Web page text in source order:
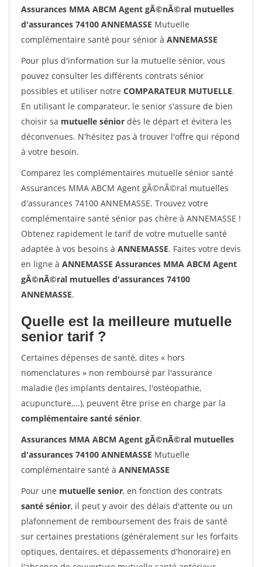
Assurances MMA ABCM Agent gÃ©nÃ©ral mutuelles
d'assurances 74100 ANNEMASSE Mutuelle
complémentaire santé pour sénior à ANNEMASSE
Pour plus d'information sur la mutuelle sénior, vous
pouvez consulter les différents contrats sénior
possibles et utiliser notre COMPARATEUR MUTUELLE.
En utilisant le comparateur, le senior s'assure de bien
choisir sa mutuelle sénior dès le départ et évitera les
déconvenues. N'hésitez pas à trouver l'offre qui répond
à votre besoin.
Comparez les complémentaires mutuelle sénior santé
Assurances MMA ABCM Agent gÃ©nÃ©ral mutuelles
d'assurances 74100 ANNEMASSE. Trouvez votre
complémentaire santé sénior pas chère à ANNEMASSE !
Obtenez rapidement le tarif de votre mutuelle santé
adaptée à vos besoins à ANNEMASSE. Faites votre devis
en ligne à ANNEMASSE Assurances MMA ABCM Agent
gÃ©nÃ©ral mutuelles d'assurances 74100
ANNEMASSE.
Quelle est la meilleure mutuelle
senior tarif ?
Certaines dépenses de santé, dites « hors
nomenclatures » non remboursé par l'assurance
maladie (les implants dentaires, l'ostéopathie,
acupuncture,...), peuvent être prise en charge par la
complémentaire santé sénior.
Assurances MMA ABCM Agent gÃ©nÃ©ral mutuelles
d'assurances 74100 ANNEMASSE Mutuelle
complémentaire santé à ANNEMASSE
Pour une mutuelle senior, en fonction des contrats
santé sénior, il peut y avoir des délais d'attente ou un
plafonnement de remboursement des frais de santé
sur certaines prestations (généralement sur les forfaits
optiques, dentaires, et dépassements d'honoraire) en